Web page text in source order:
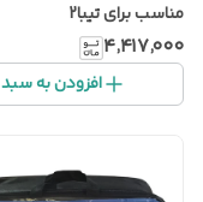
مناسب برای تیبا2
۴٬۴۱۷٬۰۰۰
افزودن به سبد